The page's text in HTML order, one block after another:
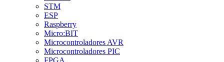
STM
ESP
Raspberry
Micro:BIT
Microcontroladores AVR
Microcontroladores PIC
FPGA